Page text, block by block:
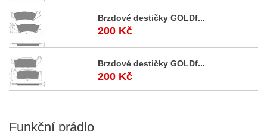
Brzdové destičky GOLDf...
200 Kč
Brzdové destičky GOLDf...
200 Kč
Funkční prádlo